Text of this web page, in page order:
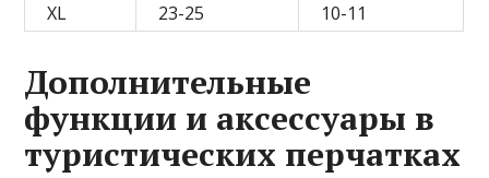
XL
23-25 10-11
Дополнительные
функции и аксессуары в
туристических перчатках